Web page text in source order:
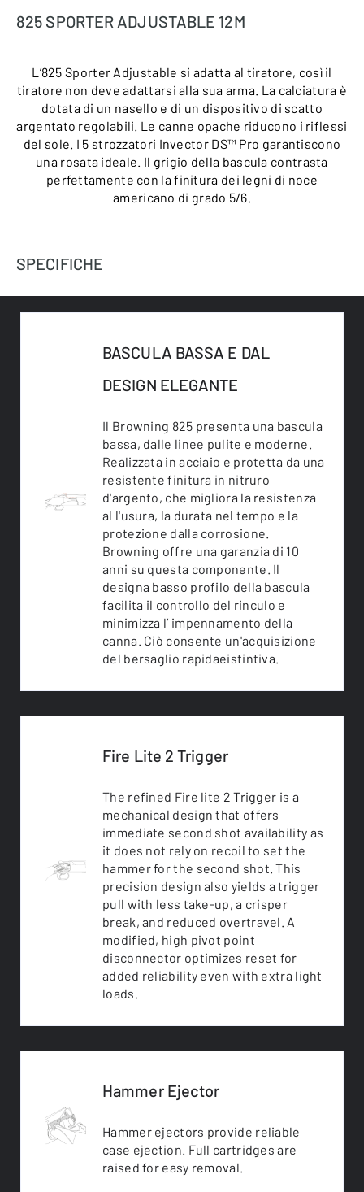
825 SPORTER ADJUSTABLE 12M
L’825 Sporter Adjustable si adatta al tiratore, così il
tiratore non deve adattarsi alla sua arma. La calciatura è
dotata di un nasello e di un dispositivo di scatto
argentato regolabili. Le canne opache riducono i riflessi
del sole. I 5 strozzatori Invector DS™ Pro garantiscono
una rosata ideale. Il grigio della bascula contrasta
perfettamente con la finitura dei legni di noce
americano di grado 5/6.
SPECIFICHE
BASCULA BASSA E DAL
DESIGN ELEGANTE
Il Browning 825 presenta una bascula
bassa, dalle linee pulite e moderne.
Realizzata in acciaio e protetta da una
resistente finitura in nitruro
d'argento, che migliora la resistenza
al l'usura, la durata nel tempo e la
protezione dalla corrosione.
Browning offre una garanzia di 10
anni su questa componente. Il
designa basso profilo della bascula
facilita il controllo del rinculo e
minimizza l’ impennamento della
canna. Ciò consente un'acquisizione
del bersaglio rapidaeistintiva.
Fire Lite 2 Trigger
The refined Fire lite 2 Trigger is a
mechanical design that offers
immediate second shot availability as
it does not rely on recoil to set the
hammer for the second shot. This
precision design also yields a trigger
pull with less take-up, a crisper
break, and reduced overtravel. A
modified, high pivot point
disconnector optimizes reset for
added reliability even with extra light
loads.
Hammer Ejector
Hammer ejectors provide reliable
case ejection. Full cartridges are
raised for easy removal.